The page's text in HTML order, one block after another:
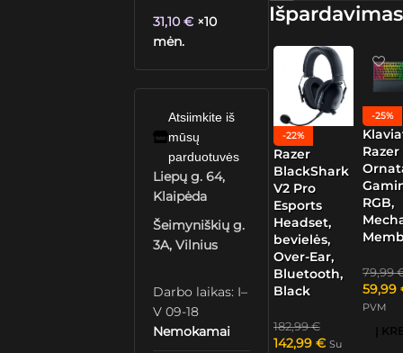
31,10€ ×10
mėn.
Atsiimkite iš
mūsų
parduotuvės
Liepų g. 64,
Klaipėda
Šeimyniškių g.
3A, Vilnius
Darbo laikas: I–
V 09-18
Nemokamai
Išpardavimas
-22%
Razer
BlackShark
V2 Pro
Esports
Headset,
bevielės,
Over-Ear,
Bluetooth,
Black
182,99€
142,99 € Su
-25%
Razer
RGB,
79,99
59,99
PVM